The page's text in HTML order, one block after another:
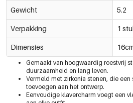
Gewicht 5.2
Verpakking 1
Dimensies
Gemaakt van hoogwaardig roestvrij
duurzaamheid en lang leven.
Vermeld met zirkonia stenen, die
toevoegen aan het ontwerp.
Eenvoudige klavercharm voegt een